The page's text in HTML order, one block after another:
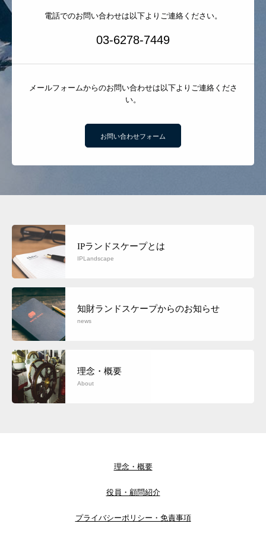
電話でのお問い合わせは以下よりご連絡ください。
03-6278-7449
メールフォームからのお問い合わせは以下よりご連絡くださ
い。
お問い合わせフォーム
IPランドスケープとは
IPLandscape
知財ランドスケープからのお知らせ
news
理念・概要
About
理念・概要
役員・顧問紹介
プライバシーポリシー・免責事項